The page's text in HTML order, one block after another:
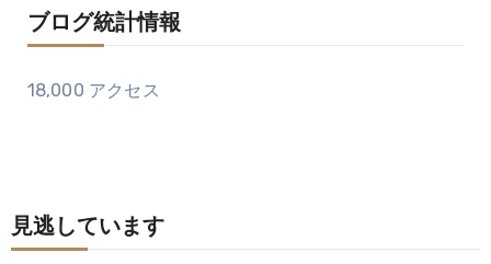
ブログ統計情報
18,000 アクセス
見逃しています